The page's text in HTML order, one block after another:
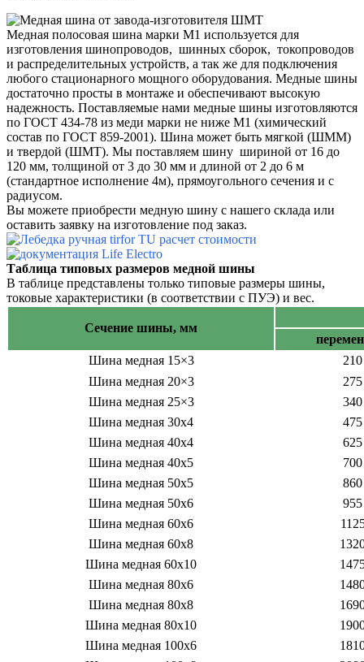
Медная полосовая шина марки М1 используется для
изготовления шинопроводов, шинных сборок, токопроводов
и распределительных устройств, а так же для подключения
любого стационарного мощного оборудования. Медные шины
достаточно просты в монтаже и обеспечивают высокую
надежность. Поставляемые нами медные шины изготовляются
по ГОСТ 434-78 из меди марки не ниже M1 (химический
состав по ГОСТ 859-2001). Шина может быть мягкой (ШММ)
и твердой (ШМТ). Мы поставляем шину шириной от 16 до
120 мм, толщиной от 3 до 30 мм и длиной от 2 до 6 м
(стандартное исполнение 4м), прямоугольного сечения и с
радиусом.
Вы можете приобрести медную шину с нашего склада или
оставить заявку на изготовление под заказ.
Таблица типовых размеров медной шины
В таблице представлены только типовые размеры шины,
токовые характеристики (в соответствии с ПУЭ) и вес.
Сечение шины, мм
Шина медная 15×3
210
Шина медная 20×3
275
Шина медная 25×3
340
Шина медная 30х4
475
Шина медная 40х4
625
Шина медная 40х5
700
Шина медная 50х5
860
Шина медная 50х6
955
Шина медная 60х6
Шина медная 60х8
Шина медная 60х10
Шина медная 80х6
Шина медная 80х8
Шина медная 80х10
Шина медная 100х6